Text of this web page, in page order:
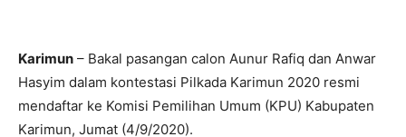
Karimun – Bakal pasangan calon Aunur Rafiq dan Anwar
Hasyim dalam kontestasi Pilkada Karimun 2020 resmi
mendaftar ke Komisi Pemilihan Umum (KPU) Kabupaten
Karimun, Jumat (4/9/2020).